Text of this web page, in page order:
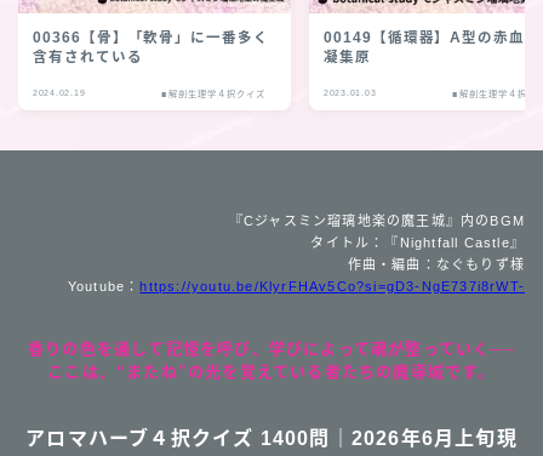
00366【骨】「軟骨」に一番多く
含有されている
2024.02.19 ■解剖生理学４択クイズ
00149【循環器】A型の赤血球
凝集原
2023.01.03 ■解剖生理学４択ク
『Cジャスミン瑠璃地楽の魔王城』内のBGM
タイトル：『Nightfall Castle』
作曲・編曲：なぐもりず様
Youtube： https://youtu.be/KlyrFHAv5Co?si=gD3-NgE737i8rWT-
香りの色を通して記憶を呼び、学びによって魂が整っていく──
ここは、“またね”の光を覚えている者たちの魔導城です。
アロマハーブ４択クイズ 1400問｜2026年6月上旬現